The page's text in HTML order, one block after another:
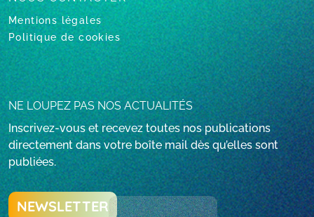
Mentions légales
Politique de cookies
NE LOUPEZ PAS NOS ACTUALITÉS
Inscrivez-vous et recevez toutes nos publications
directement dans votre boîte mail dès qu’elles sont
publiées.
NEWSLETTER